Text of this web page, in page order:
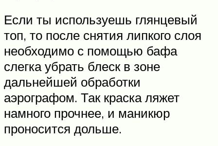
Если ты используешь глянцевый
топ, то после снятия липкого слоя
необходимо с помощью бафа
слегка убрать блеск в зоне
дальнейшей обработки
аэрографом. Так краска ляжет
намного прочнее, и маникюр
проносится дольше.